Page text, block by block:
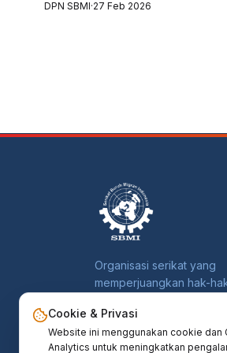
DPN SBMI·27 Feb 2026
Organisasi serikat yang
memperjuangkan hak-
Cookie & Privasi
Website ini menggunakan cookie dan
Analytics untuk meningkatkan